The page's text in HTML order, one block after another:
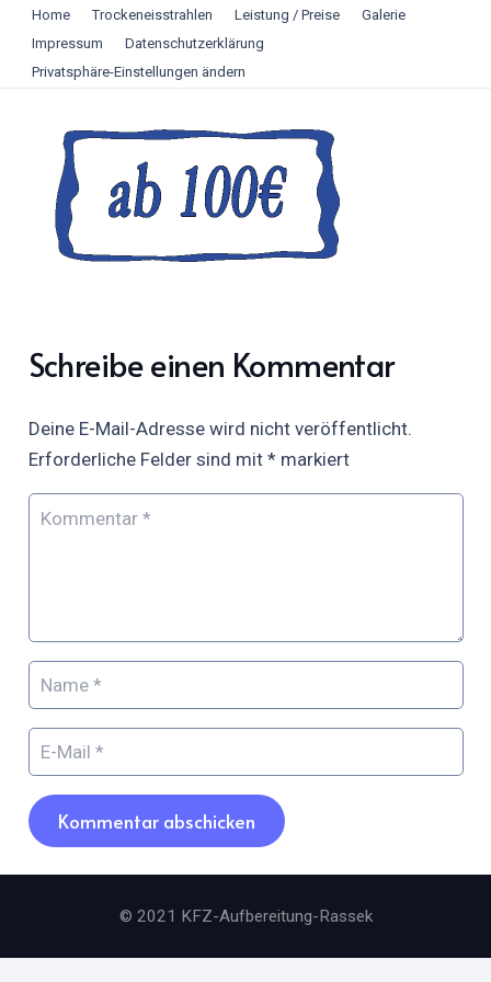
Home Trockeneisstrahlen Leistung / Preise
Galerie
Impressum
Datenschutzerklärung
Privatsphäre-Einstellungen ändern
Schreibe einen Kommentar
Deine E-Mail-Adresse wird nicht veröffentlicht.
Erforderliche Felder sind mit *markiert
Kommentar abschicken
© 2021 KFZ-Aufbereitung-Rassek